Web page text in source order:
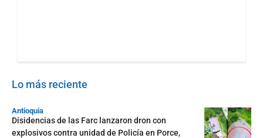
Lo más reciente
Antioquia
Disidencias de las Farc lanzaron dron con
explosivos contra unidad de Policía en Porce,